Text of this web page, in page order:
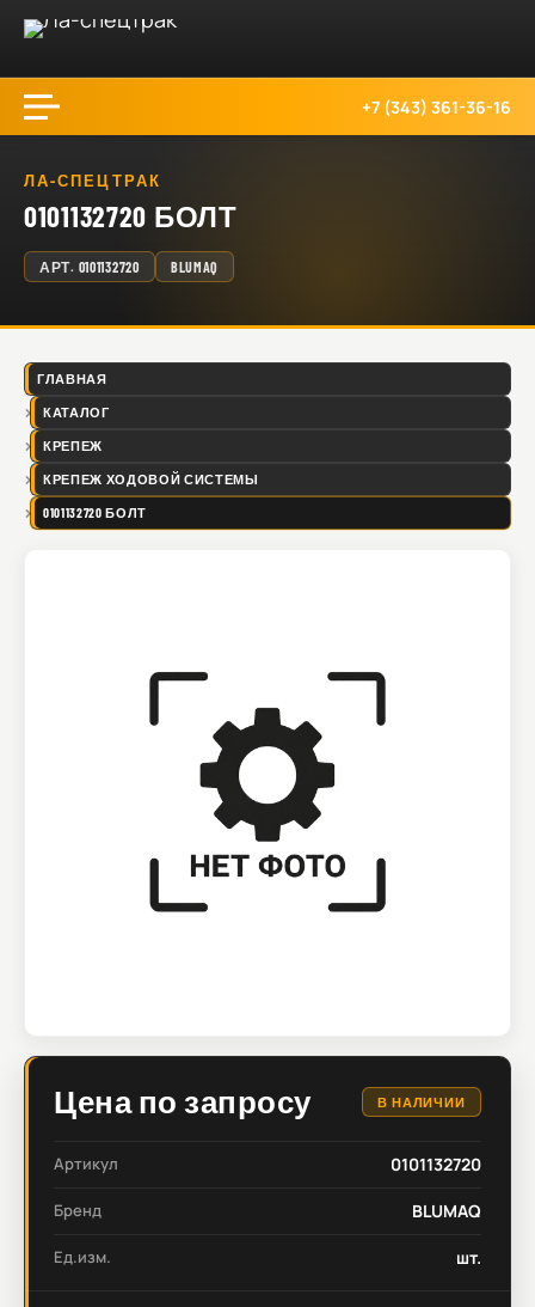
+7 (343) 361-36-16
ЛА-СПЕЦТРАК
0101132720 БОЛТ
АРТ. 0101132720 BLUMAQ
ГЛАВНАЯ
КАТАЛОГ
КРЕПЕЖ
КРЕПЕЖ ХОДОВОЙ СИСТЕМЫ
0101132720 БОЛТ
Цена по запросу В НАЛИЧИИ
Артикул 0101132720
Бренд BLUMAQ
Ед.изм. шт.